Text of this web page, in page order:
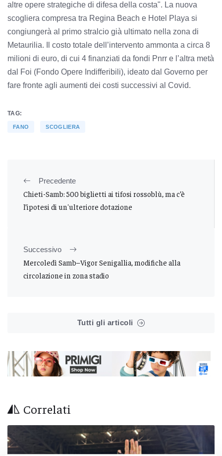
altre opere strategiche di difesa della costa". La nuova
scogliera compresa tra Regina Beach e Hotel Playa si
congiungerà al primo stralcio già ultimato nella zona di
Metaurilia. Il costo totale dell’intervento ammonta a circa 8
milioni di euro, di cui 4 finanziati da fondi Pnrr e l’altra metà
dal Foi (Fondo Opere Indifferibili), ideato dal Governo per
fare fronte agli aumenti dei costi successivi al Covid.
TAG:
FANO SCOGLIERA
Precedente
Chieti-Samb: 500 biglietti ai tifosi rossoblù, ma c’è
l’ipotesi di un'ulteriore dotazione
Successivo
Mercoledì Samb–Vigor Senigallia, modifiche alla
circolazione in zona stadio
Tutti gli articoli
Correlati